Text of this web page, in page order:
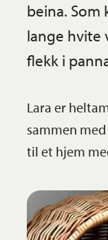
beina.
lange hvite
flekk i
Lara er
sammen
til et hjem